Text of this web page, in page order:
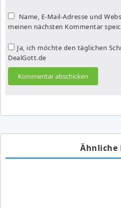
Name, E-Mail-Adresse und
meinen nächsten Kommentar
Ja, ich möchte den täglichen
DealGott.de
Ähnliche